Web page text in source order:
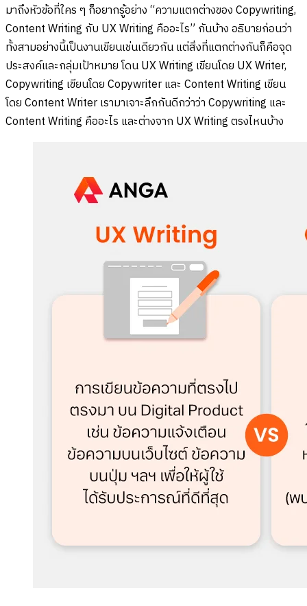
มาถึงหัวข้อที่ใคร ๆ ก็อยากรู้อย่าง “ความแตกต่างของ Copywriting,
Content Writing กับ UX Writing คืออะไร” กันบ้าง อธิบายก่อนว่า
ทั้งสามอย่างนี้เป็นงานเขียนเช่นเดียวกัน แต่สิ่งที่แตกต่างกันก็คือจุด
ประสงค์และกลุ่มเป้าหมาย โดน UX Writing เขียนโดย UX Writer,
Copywriting เขียนโดย Copywriter และ Content Writing เขียน
โดย Content Writer เรามาเจาะลึกกันดีกว่าว่า Copywriting และ
Content Writing คืออะไร และต่างจาก UX Writing ตรงไหนบ้าง